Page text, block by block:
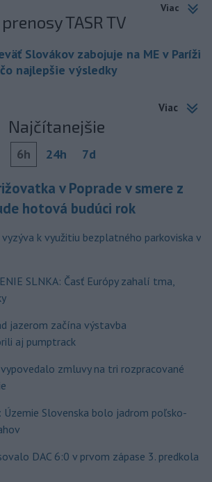
Viac
TASR TV
Slovákov zabojuje na ME v Paríži
najlepšie výsledky
Viac
Najčítanejšie
6h 24h 7d
v Poprade v smere z
hotová budúci rok
vyzýva k využitiu bezplatného parkoviska v
SLNKA: Časť Európy zahalí tma,
jazerom začína výstavba
aj pumptrack
zmluvy na tri rozpracované
Územie Slovenska bolo jadrom poľsko-
DAC 6:0 v prvom zápase 3. predkola